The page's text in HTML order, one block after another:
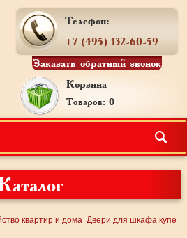
Телефон:
+7 (495) 132-60-59
Заказать обратный звонок
Корзина
Товаров: 0
квартир и дома Двери для шкафа купе